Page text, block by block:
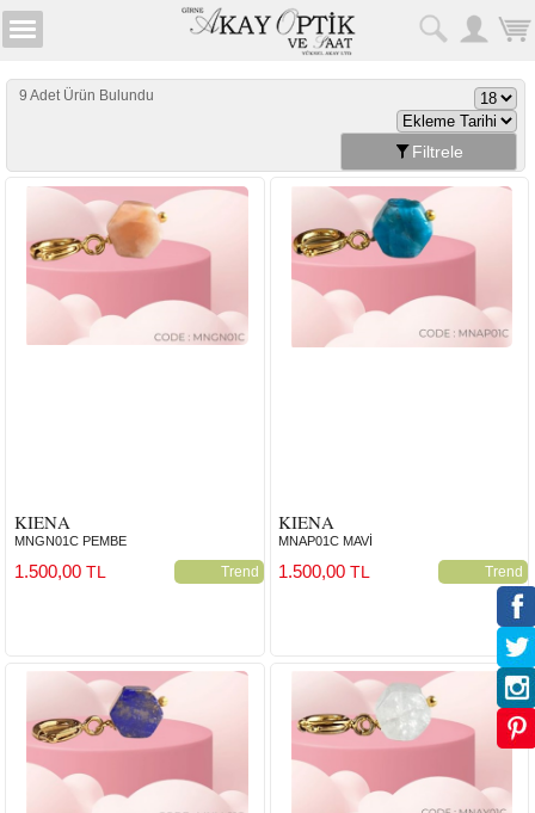
9 Adet Ürün Bulundu
Filtrele
KIENA
MNGN01C PEMBE
Trend
1.500,00 TL
KIENA
MNAP01C MAVİ
Trend
1.500,00TL